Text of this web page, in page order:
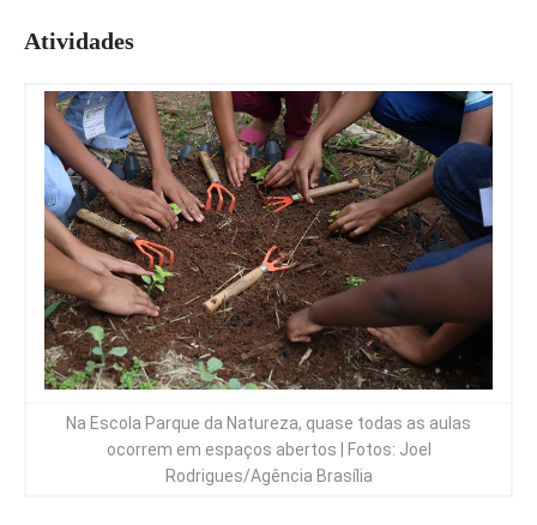
Atividades
Na Escola Parque da Natureza, quase todas as aulas
ocorrem em espaços abertos | Fotos: Joel
Rodrigues/Agência Brasília